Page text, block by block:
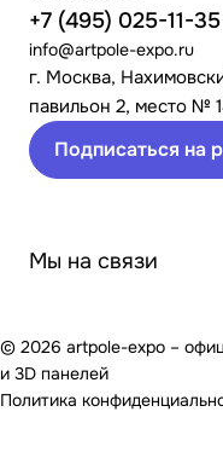
+7 (495) 025-11-35
info@artpole-expo.ru
г. Москва,
павильон 2, место №
Подписаться на
Мы на связи
© 2026 artpole-expo –
и 3D панелей
Политика